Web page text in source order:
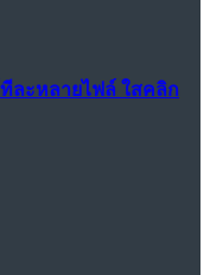
ละหลายไฟล์ ใสคลิก